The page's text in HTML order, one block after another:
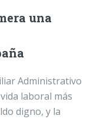
una
Administrativo
laboral más
digno, y la